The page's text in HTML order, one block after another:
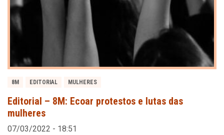
8M EDITORIAL MULHERES
Editorial – 8M: Ecoar protestos e lutas das
mulheres
07/03/2022 - 18:51